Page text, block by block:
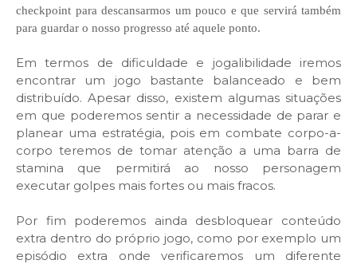
checkpoint para descansarmos um pouco e que servirá também
para guardar o nosso progresso até aquele ponto.
Em termos de dificuldade e jogalibilidade iremos
encontrar um jogo bastante balanceado e bem
distribuído. Apesar disso, existem algumas situações
em que poderemos sentir a necessidade de parar e
planear uma estratégia, pois em combate corpo-a-
corpo teremos de tomar atenção a uma barra de
stamina que permitirá ao nosso personagem
executar golpes mais fortes ou mais fracos.
Por fim poderemos ainda desbloquear conteúdo
extra dentro do próprio jogo, como por exemplo um
episódio extra onde verificaremos um diferente